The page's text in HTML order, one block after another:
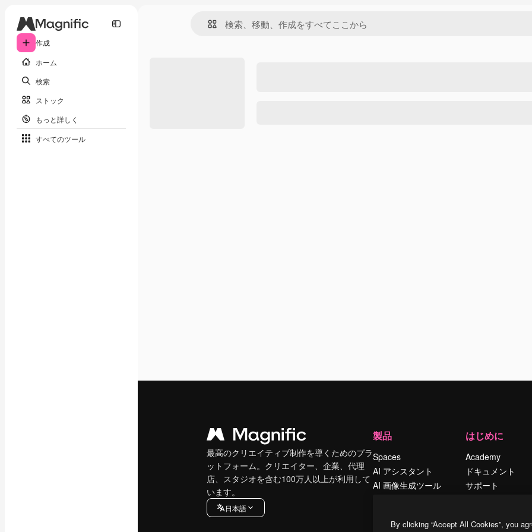
作成
ホーム
検索
ストック
もっと詳しく
すべてのツール
最高のクリエイティブ制作を導くためのプラ
ットフォーム。クリエイター、企業、代理
店、スタジオを含む100万人以上が利用して
います。
日本語
製品
Spaces
AI アシスタント
AI 画像生成ツール
ストックコンテン
はじめに
Academy
ドキュメント
サポート
シー
By clicking “Accept All Cookies”, you